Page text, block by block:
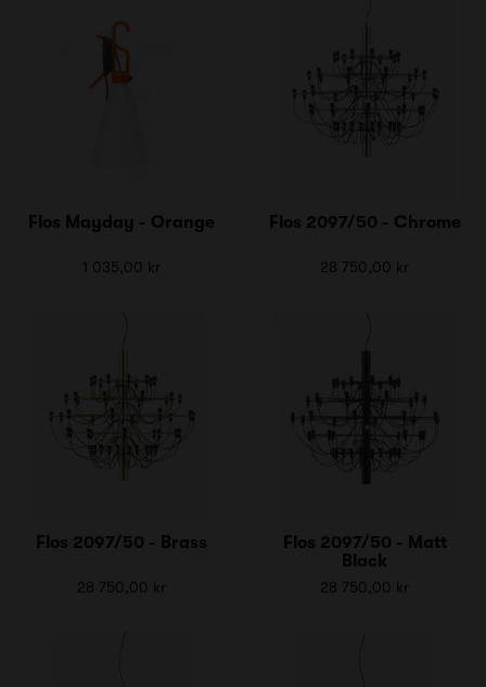
Flos Mayday - Orange
1 035,00 kr
Flos 2097/50 - Chrome
28 750,00 kr
Flos 2097/50 - Brass
28 750,00 kr
Flos 2097/50 - Matt
Black
28 750,00 kr